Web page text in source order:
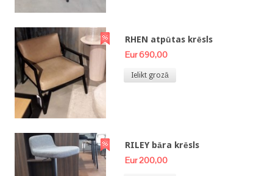
RHEN atpūtas krēsls
Eur 690,00
Ielikt grozā
RILEY bāra krēsls
Eur 200,00